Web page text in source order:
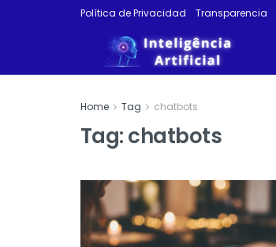
Política de Privacidad Transparencia
Home Tag chatbots
Tag:chatbots